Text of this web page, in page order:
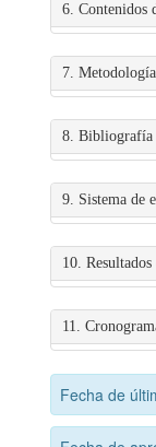
6. Contenidos
7.
8. Bibliografía
9. Sistema de
10.
11.
Fecha de